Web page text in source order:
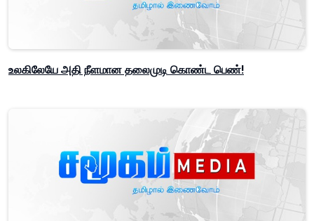
உலகிலேயே அதி நீளமான தலைமுடி கொண்ட பெண்!